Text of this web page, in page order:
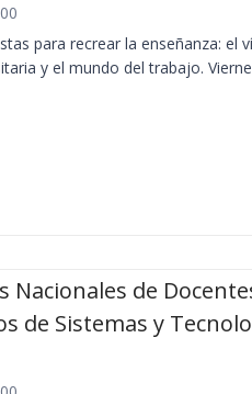
para recrear la enseñanza: el
y el mundo del trabajo.
Nacionales de
de Sistemas y